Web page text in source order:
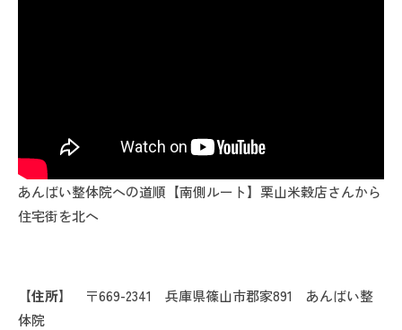
あんばい整体院への道順【南側ルート】栗山米穀店さんから
住宅街を北へ
【住所】 〒669-2341 兵庫県篠山市郡家891 あんばい整
体院